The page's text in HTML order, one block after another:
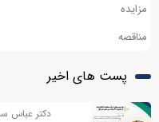
مزایده
مناقصه
پست های اخیر
دکتر عباس